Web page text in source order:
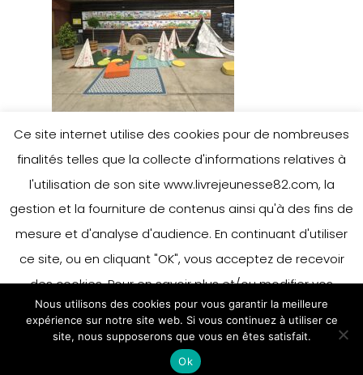
Ce site internet utilise des cookies pour de nombreuses
finalités telles que la collecte d'informations relatives à
l'utilisation de son site www.livrejeunesse82.com, la
gestion et la fourniture de contenus ainsi qu'à des fins de
mesure et d'analyse d'audience. En continuant d'utiliser
ce site, ou en cliquant "OK", vous acceptez de recevoir
des cookies. Pour en savoir plus et/ou modifier vos
préférences en matière de cookies, merci de vous référer
à notre politique sur les cookies.
Accepter
En savoir plus
Nous utilisons des cookies pour vous garantir la meilleure
expérience sur notre site web. Si vous continuez à utiliser ce
site, nous supposerons que vous en êtes satisfait.
Ok